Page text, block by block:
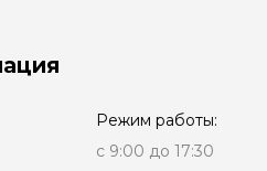
Режим работы:
с 9:00 до 17:30